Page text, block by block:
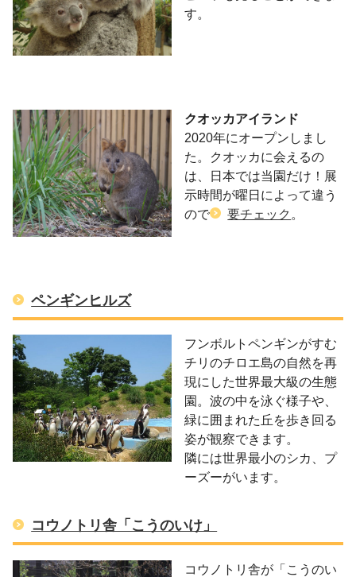
す。
クオッカアイランド
2020年にオープンしまし
た。クオッカに会えるの
は、日本では当園だけ！展
示時間が曜日によって違う
ので
要チェック 。
ペンギンヒルズ
フンボルトペンギンがすむ
チリのチロエ島の自然を再
現にした世界最大級の生態
園。波の中を泳ぐ様子や、
緑に囲まれた丘を歩き回る
姿が観察できます。
隣には世界最小のシカ、プ
ーズーがいます。
コウノトリ舎「こうのいけ」
コウノトリ舎が「こうのい